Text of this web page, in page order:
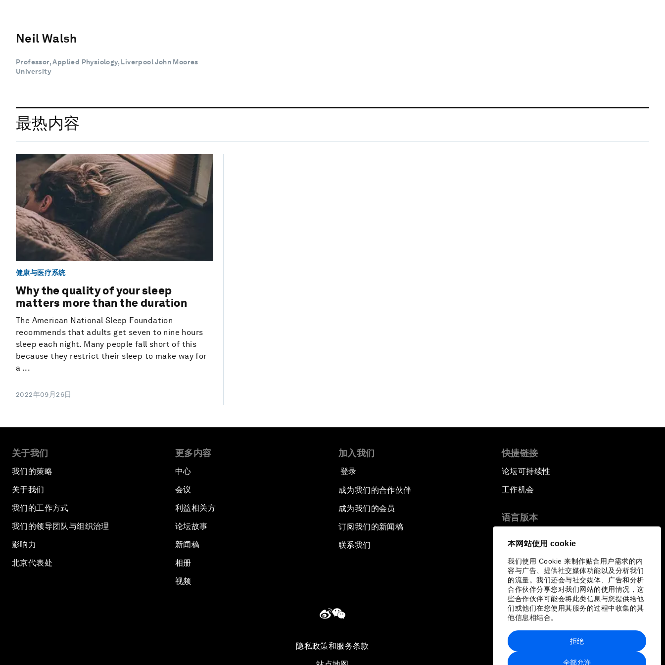
本网站使用 cookie
我们使用 Cookie 来制作贴合用户需求的内
容与广告、提供社交媒体功能以及分析我们
的流量。我们还会与社交媒体、广告和分析
合作伙伴分享您对我们网站的使用情况，这
些合作伙伴可能会将此类信息与您提供给他
们或他们在您使用其服务的过程中收集的其
他信息相结合。
全部允许
拒绝
Neil Walsh
Professor, Applied Physiology, Liverpool John Moores
University
最热内容
健康与医疗系统
Why the quality of your sleep
matters more than the duration
The American National Sleep Foundation
recommends that adults get seven to nine hours
sleep each night. Many people fall short of this
because they restrict their sleep to make way for
a ...
2022年09月26日
关于我们
我们的策略
关于我们
我们的工作方式
我们的领导团队与组织治理
影响力
北京代表处
更多内容
中心
会议
利益相关方
论坛故事
新闻稿
相册
视频
加入我们
登录
成为我们的合作伙伴
成为我们的会员
订阅我们的新闻稿
联系我们
快捷链接
论坛可持续性
工作机会
语言版本
隐私政策和服务条款